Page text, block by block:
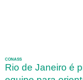
CONASS
Rio de Janeiro é